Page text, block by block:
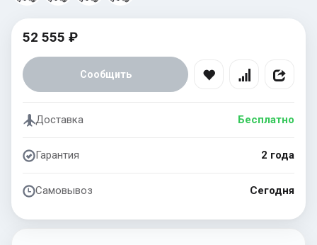
52 555 ₽
Сообщить
Доставка Бесплатно
Гарантия 2 года
Самовывоз Сегодня